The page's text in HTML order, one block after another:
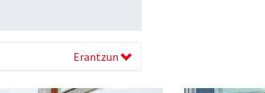
Erantzun